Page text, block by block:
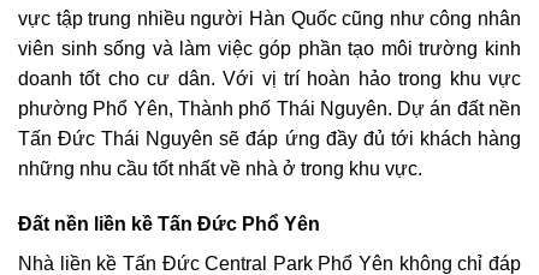
vực tập trung nhiều người Hàn Quốc cũng như công nhân
viên sinh sống và làm việc góp phần tạo môi trường kinh
doanh tốt cho cư dân. Với vị trí hoàn hảo trong khu vực
phường Phổ Yên, Thành phố Thái Nguyên. Dự án đất nền
Tấn Đức Thái Nguyên sẽ đáp ứng đầy đủ tới khách hàng
những nhu cầu tốt nhất về nhà ở trong khu vực.
Đất nền liền kề Tấn Đức Phổ Yên
Nhà liền kề Tấn Đức Central Park Phổ Yên không chỉ đáp